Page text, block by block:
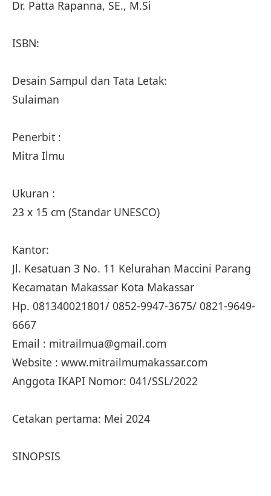
Dr. Patta Rapanna, SE., M.Si
ISBN:
Desain Sampul dan Tata Letak:
Sulaiman
Penerbit :
Mitra Ilmu
Ukuran :
23 x 15 cm (Standar UNESCO)
Kantor:
Jl. Kesatuan 3 No. 11 Kelurahan Maccini Parang
Kecamatan Makassar Kota Makassar
Hp. 081340021801/ 0852-9947-3675/ 0821-9649-
6667
Email : mitrailmua@gmail.com
Website : www.mitrailmumakassar.com
Anggota IKAPI Nomor: 041/SSL/2022
Cetakan pertama: Mei 2024
SINOPSIS